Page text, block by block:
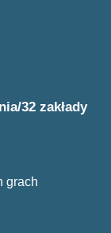
32 zakłady
grach